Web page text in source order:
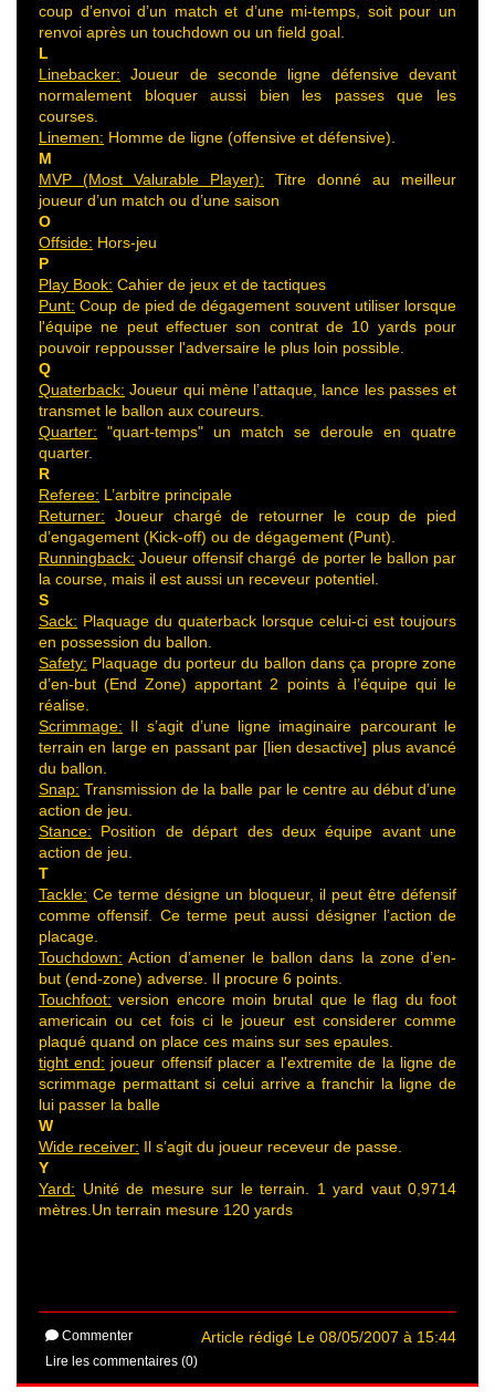
coup d’envoi d’un match et d’une mi-temps, soit pour un
renvoi après un touchdown ou un field goal.
L
Linebacker: Joueur de seconde ligne défensive devant
normalement bloquer aussi bien les passes que les
courses.
Linemen: Homme de ligne (offensive et défensive).
M
MVP (Most Valurable Player): Titre donné au meilleur
joueur d’un match ou d’une saison
O
Offside: Hors-jeu
P
Play Book: Cahier de jeux et de tactiques
Punt: Coup de pied de dégagement souvent utiliser lorsque
l'équipe ne peut effectuer son contrat de 10 yards pour
pouvoir reppousser l'adversaire le plus loin possible.
Q
Quaterback: Joueur qui mène l’attaque, lance les passes et
transmet le ballon aux coureurs.
Quarter: "quart-temps" un match se deroule en quatre
quarter.
R
Referee: L’arbitre principale
Returner: Joueur chargé de retourner le coup de pied
d’engagement (Kick-off) ou de dégagement (Punt).
Runningback: Joueur offensif chargé de porter le ballon par
la course, mais il est aussi un receveur potentiel.
S
Sack: Plaquage du quaterback lorsque celui-ci est toujours
en possession du ballon.
Safety: Plaquage du porteur du ballon dans ça propre zone
d’en-but (End Zone) apportant 2 points à l’équipe qui le
réalise.
Scrimmage: Il s’agit d’une ligne imaginaire parcourant le
terrain en large en passant par [lien desactive] plus avancé
du ballon.
Snap: Transmission de la balle par le centre au début d’une
action de jeu.
Stance: Position de départ des deux équipe avant une
action de jeu.
T
Tackle: Ce terme désigne un bloqueur, il peut être défensif
comme offensif. Ce terme peut aussi désigner l’action de
placage.
Touchdown: Action d’amener le ballon dans la zone d’en-
but (end-zone) adverse. Il procure 6 points.
Touchfoot: version encore moin brutal que le flag du foot
americain ou cet fois ci le joueur est considerer comme
plaqué quand on place ces mains sur ses epaules.
tight end: joueur offensif placer a l'extremite de la ligne de
scrimmage permattant si celui arrive a franchir la ligne de
lui passer la balle
W
Wide receiver: Il s’agit du joueur receveur de passe.
Y
Yard: Unité de mesure sur le terrain. 1 yard vaut 0,9714
mètres.Un terrain mesure 120 yards
Article rédigé Le 08/05/2007 à 15:44
Commenter
Lire les commentaires (0)